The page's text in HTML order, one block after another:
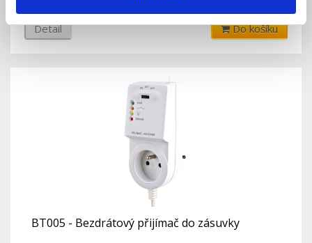
Detail Do košíku
BT005 - Bezdrátový přijímač do zásuvky